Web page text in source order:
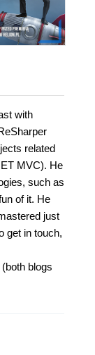
with
related
MVC). He
such as
of it. He
just
get in touch,
blogs